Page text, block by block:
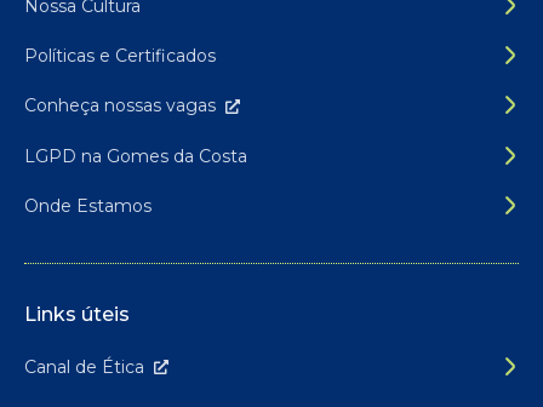
Nossa Cultura
Políticas e Certificados
Conheça nossas vagas
LGPD na Gomes da Costa
Onde Estamos
Links úteis
Canal de Ética